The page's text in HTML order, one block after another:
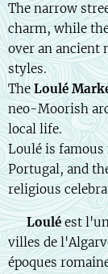
The narrow
charm, while
over an ancient
styles.
TheLoulé
neo-Moorish
local life.
Loulé is
Portugal, and
religious
🇫🇷Louléest
villes de
époques